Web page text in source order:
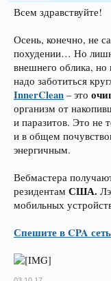
Всем здравствуйте!
Осень, конечно, не
похудении… Но
внешнего облика, но
надо заботиться
InnerClean – это
организм от
и паразитов. Это не
и в общем
энергичным.
Вебмастера
резидентам США.
мобильных
Спешите в CPA